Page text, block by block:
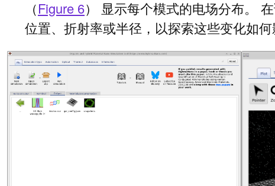
（Figure 6） 显示每个模式的电场分布。
位置、折射率或半径，以探索这些变化如何